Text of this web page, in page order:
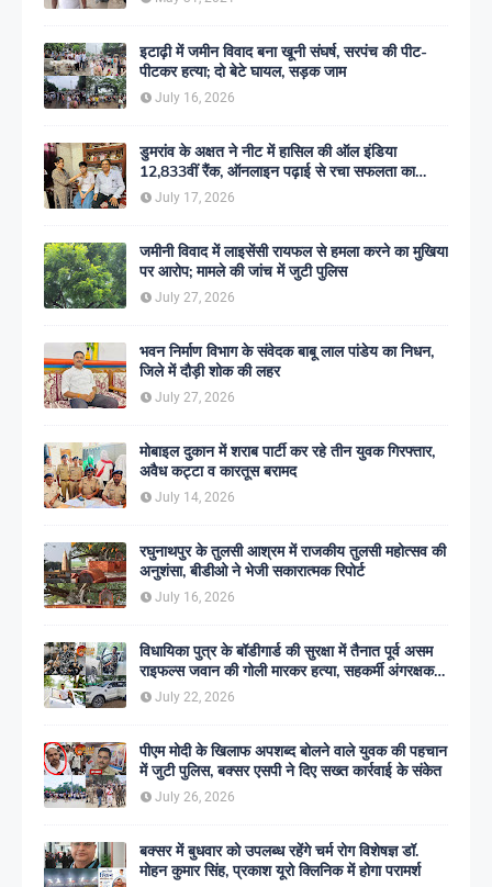
इटाढ़ी में जमीन विवाद बना खूनी संघर्ष, सरपंच की पीट-
पीटकर हत्या; दो बेटे घायल, सड़क जाम
July 16, 2026
डुमरांव के अक्षत ने नीट में हासिल की ऑल इंडिया
12,833वीं रैंक, ऑनलाइन पढ़ाई से रचा सफलता का
इतिहास
July 17, 2026
जमीनी विवाद में लाइसेंसी रायफल से हमला करने का मुखिया
पर आरोप; मामले की जांच में जुटी पुलिस
July 27, 2026
भवन निर्माण विभाग के संवेदक बाबू लाल पांडेय का निधन,
जिले में दौड़ी शोक की लहर
July 27, 2026
मोबाइल दुकान में शराब पार्टी कर रहे तीन युवक गिरफ्तार,
अवैध कट्टा व कारतूस बरामद
July 14, 2026
रघुनाथपुर के तुलसी आश्रम में राजकीय तुलसी महोत्सव की
अनुशंसा, बीडीओ ने भेजी सकारात्मक रिपोर्ट
July 16, 2026
विधायिका पुत्र के बॉडीगार्ड की सुरक्षा में तैनात पूर्व असम
राइफल्स जवान की गोली मारकर हत्या, सहकर्मी अंगरक्षक
गिरफ्तार
July 22, 2026
पीएम मोदी के खिलाफ अपशब्द बोलने वाले युवक की पहचान
में जुटी पुलिस, बक्सर एसपी ने दिए सख्त कार्रवाई के संकेत
July 26, 2026
बक्सर में बुधवार को उपलब्ध रहेंगे चर्म रोग विशेषज्ञ डॉ.
मोहन कुमार सिंह, प्रकाश यूरो क्लिनिक में होगा परामर्श